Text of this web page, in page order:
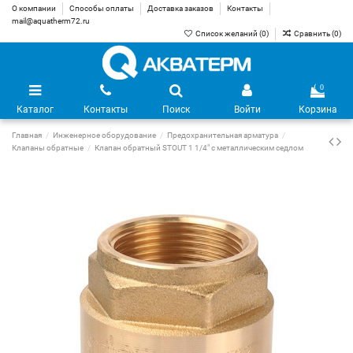
О компании Способы оплаты Доставка заказов
Контакты
mail@aquatherm72.ru
Список желаний (0) Сравнить (0)
Каталог Контакты Поиск Войти
0
Корзина
Главная Инженерное оборудование
Предохранительная арматура
Клапаны обратные
Клапан обратный STOUT 1 1/4" с металлическим седлом